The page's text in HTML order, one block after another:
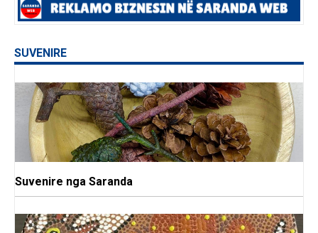
SUVENIRE
Suvenire nga Saranda